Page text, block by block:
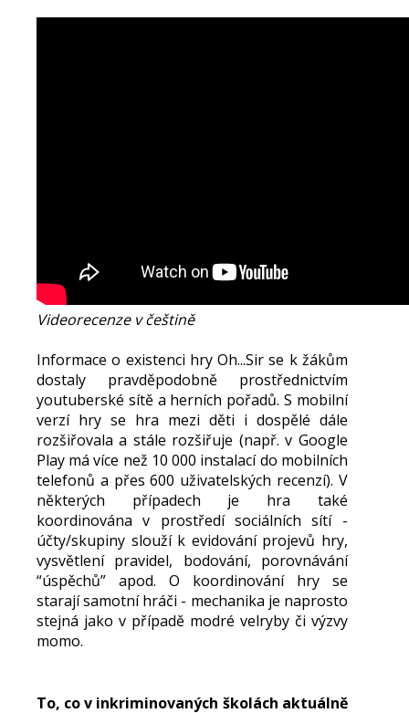
Videorecenze v češtině
Informace o existenci hry Oh...Sir se k žákům
dostaly pravděpodobně prostřednictvím
youtuberské sítě a herních pořadů. S mobilní
verzí hry se hra mezi děti i dospělé dále
rozšiřovala a stále rozšiřuje (např. v Google
Play má více než 10 000 instalací do mobilních
telefonů a přes 600 uživatelských recenzí). V
některých případech je hra také
koordinována v prostředí sociálních sítí -
účty/skupiny slouží k evidování projevů hry,
vysvětlení pravidel, bodování, porovnávání
“úspěchů” apod. O koordinování hry se
starají samotní hráči - mechanika je naprosto
stejná jako v případě modré velryby či výzvy
momo.
To, co v inkriminovaných školách aktuálně